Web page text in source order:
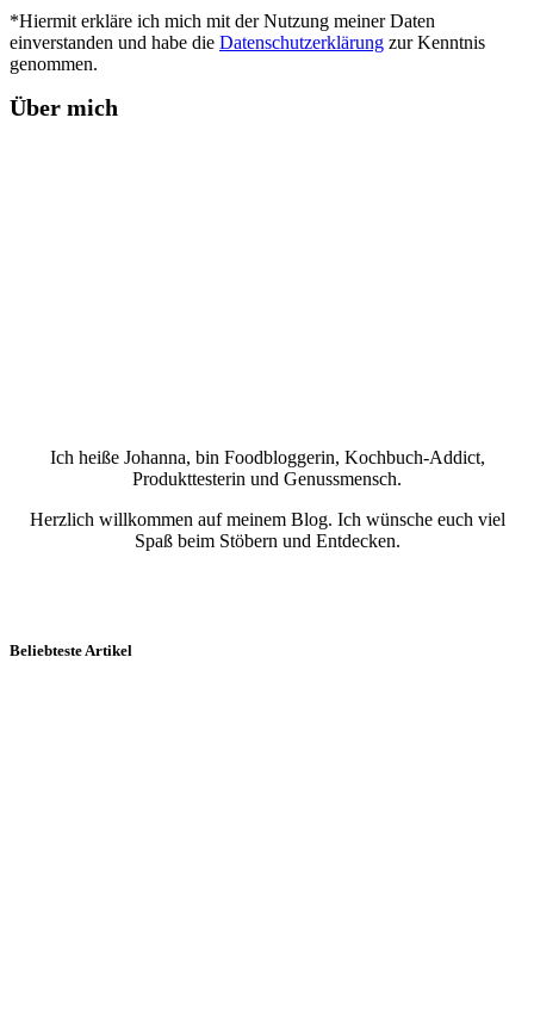
*Hiermit erkläre ich mich mit der Nutzung meiner Daten
einverstanden und habe die Datenschutzerklärung zur Kenntnis
genommen.
Über mich
Ich heiße Johanna, bin Foodbloggerin, Kochbuch-Addict,
Produkttesterin und Genussmensch.
Herzlich willkommen auf meinem Blog. Ich wünsche euch viel
Spaß beim Stöbern und Entdecken.
Beliebteste Artikel